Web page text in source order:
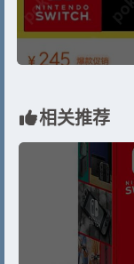
相关推荐